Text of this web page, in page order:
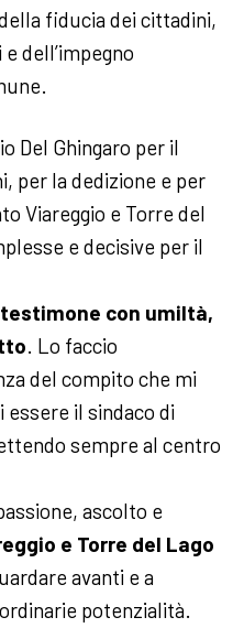
fiducia dei cittadini,
dell’impegno
Del Ghingaro per il
per la dedizione e per
Viareggio e Torre del
e decisive per il
con umiltà,
. Lo faccio
del compito che mi
il sindaco di
sempre al centro
ascolto e
e Torre del Lago
avanti e a
potenzialità.